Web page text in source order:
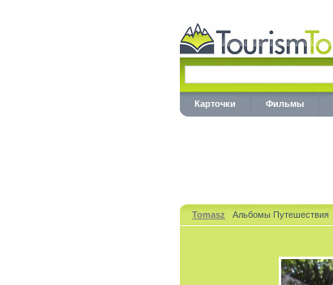
Карточки Фильмы
Tomasz Альбомы Путешествия